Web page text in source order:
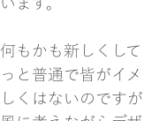
います。
何もかも新しくし
っと普通で皆がイ
しくはないのです